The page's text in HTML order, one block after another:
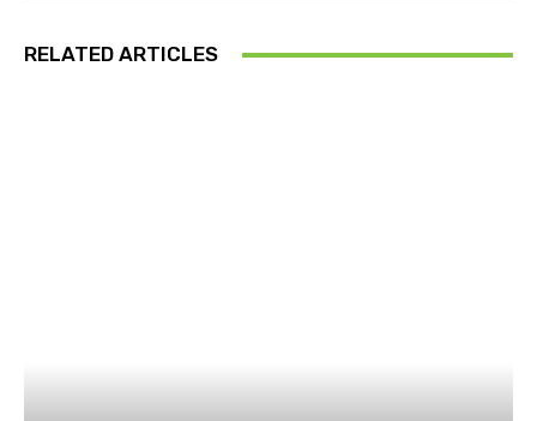
RELATED ARTICLES